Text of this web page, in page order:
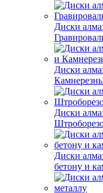
Диски
Диски
Диски
Диски
бетону и